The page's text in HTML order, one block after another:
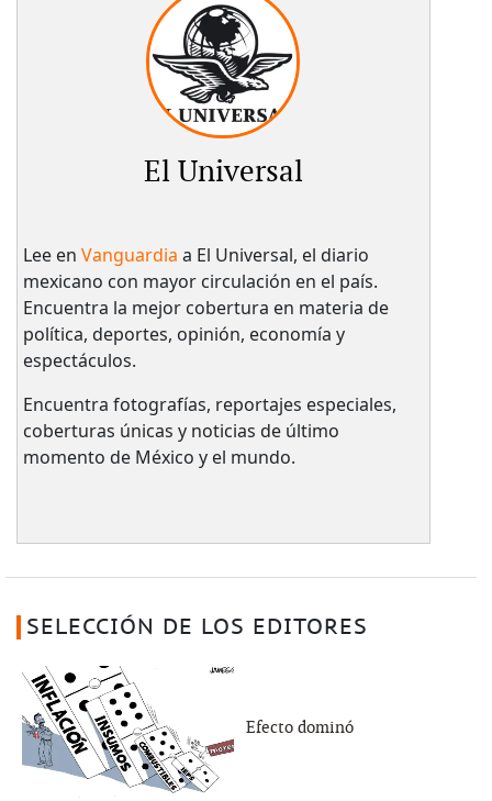
El Universal
Lee en Vanguardia a El Universal, el diario
mexicano con mayor circulación en el país.​
Encuentra la mejor cobertura en materia de
política, deportes, opinión, economía y
espectáculos.
Encuentra fotografías, reportajes especiales,
coberturas únicas y noticias de último
momento de México y el mundo.
SELECCIÓN DE LOS EDITORES
Efecto dominó